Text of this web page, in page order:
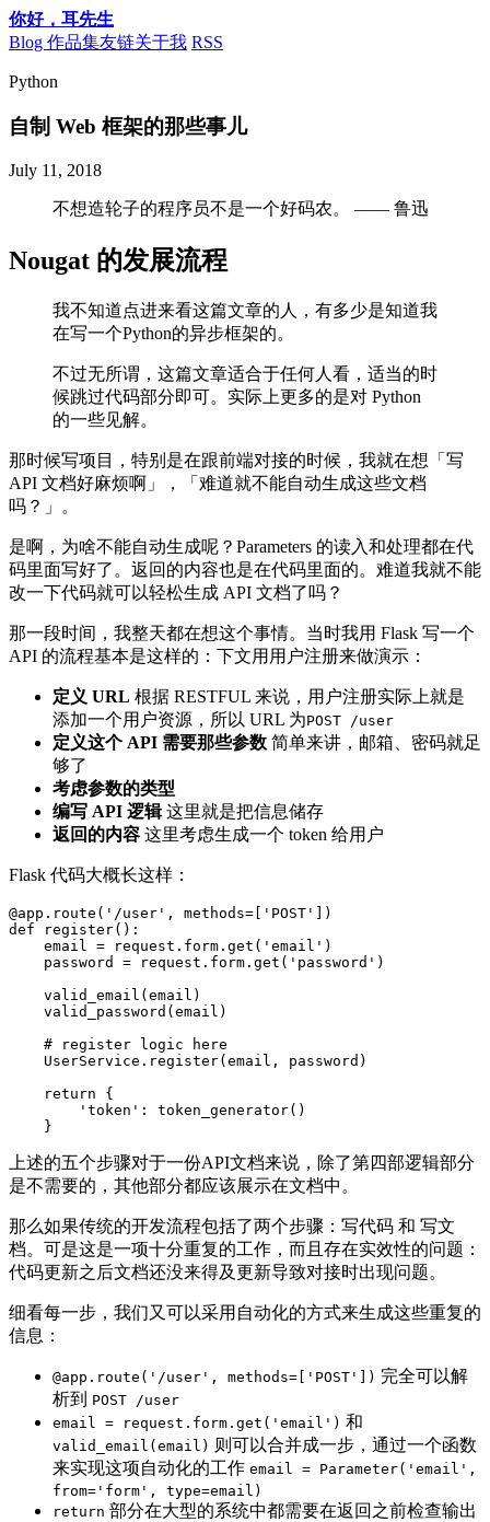
你好，耳先生
Blog 作品集友链关于我 RSS
Python
自制 Web 框架的那些事儿
July 11, 2018
不想造轮子的程序员不是一个好码农。 —— 鲁迅
Nougat 的发展流程
我不知道点进来看这篇文章的人，有多少是知道我
在写一个Python的异步框架的。
不过无所谓，这篇文章适合于任何人看，适当的时
候跳过代码部分即可。实际上更多的是对 Python
的一些见解。
那时候写项目，特别是在跟前端对接的时候，我就在想「写
API 文档好麻烦啊」，「难道就不能自动生成这些文档
吗？」。
是啊，为啥不能自动生成呢？Parameters 的读入和处理都在代
码里面写好了。返回的内容也是在代码里面的。难道我就不能
改一下代码就可以轻松生成 API 文档了吗？
那一段时间，我整天都在想这个事情。当时我用 Flask 写一个
API 的流程基本是这样的：下文用用户注册来做演示：
定义 URL 根据 RESTFUL 来说，用户注册实际上就是
添加一个用户资源，所以 URL 为POST /user
定义这个 API 需要那些参数 简单来讲，邮箱、密码就足
够了
考虑参数的类型
编写 API 逻辑这里就是把信息储存
返回的内容 这里考虑生成一个 token 给用户
Flask 代码大概长这样：
@app.route('/user', methods=['POST'])
def register():
    email = request.form.get('email')
    password = request.form.get('password')
    valid_email(email)
    valid_password(email)
    # register logic here
    UserService.register(email, password)
    return {
        'token': token_generator()
上述的五个步骤对于一份API文档来说，除了第四部逻辑部分
是不需要的，其他部分都应该展示在文档中。
那么如果传统的开发流程包括了两个步骤：写代码 和 写文
档。可是这是一项十分重复的工作，而且存在实效性的问题：
代码更新之后文档还没来得及更新导致对接时出现问题。
细看每一步，我们又可以采用自动化的方式来生成这些重复的
信息：
@app.route('/user', methods=['POST']) 完全可以解
析到 POST /user
email = request.form.get('email') 和
valid_email(email) 则可以合并成一步，通过一个函数
来实现这项自动化的工作 email = Parameter('email',
from='form', type=email)
return 部分在大型的系统中都需要在返回之前检查输出